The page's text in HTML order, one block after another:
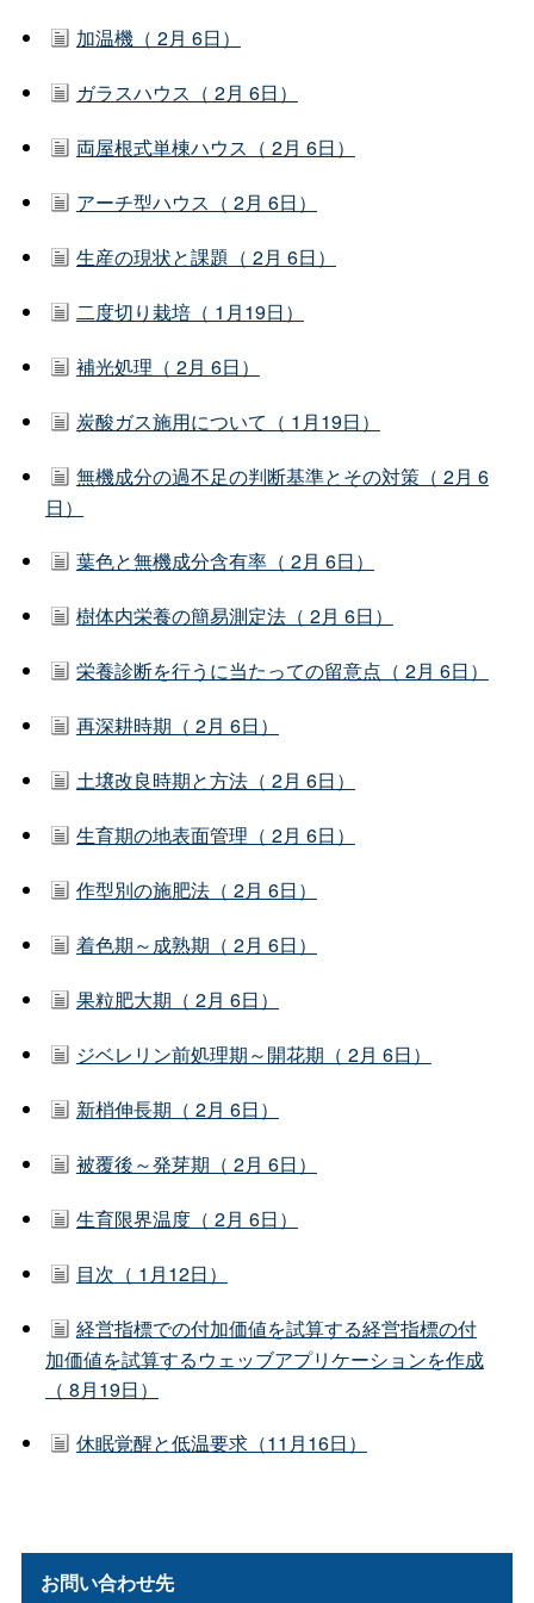
加温機（ 2月 6日）
ガラスハウス（ 2月 6日）
両屋根式単棟ハウス（ 2月 6日）
アーチ型ハウス（ 2月 6日）
生産の現状と課題（ 2月 6日）
二度切り栽培（ 1月19日）
補光処理（ 2月 6日）
炭酸ガス施用について（ 1月19日）
無機成分の過不足の判断基準とその対策（ 2月 6
日）
葉色と無機成分含有率（ 2月 6日）
樹体内栄養の簡易測定法（ 2月 6日）
栄養診断を行うに当たっての留意点（ 2月 6日）
再深耕時期（ 2月 6日）
土壌改良時期と方法（ 2月 6日）
生育期の地表面管理（ 2月 6日）
作型別の施肥法（ 2月 6日）
着色期～成熟期（ 2月 6日）
果粒肥大期（ 2月 6日）
ジベレリン前処理期～開花期（ 2月 6日）
新梢伸長期（ 2月 6日）
被覆後～発芽期（ 2月 6日）
生育限界温度（ 2月 6日）
目次（ 1月12日）
経営指標での付加価値を試算する経営指標の付
加価値を試算するウェッブアプリケーションを作成
（ 8月19日）
休眠覚醒と低温要求（11月16日）
お問い合わせ先